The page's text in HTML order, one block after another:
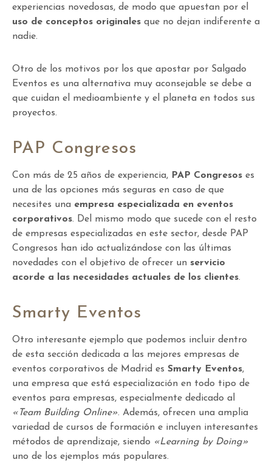
experiencias novedosas, de modo que apuestan por el
uso de conceptos originales que no dejan indiferente a
nadie.
Otro de los motivos por los que apostar por Salgado
Eventos es una alternativa muy aconsejable se debe a
que cuidan el medioambiente y el planeta en todos sus
proyectos.
PAP Congresos
Con más de 25 años de experiencia, PAP Congresos es
una de las opciones más seguras en caso de que
necesites una empresa especializada en eventos
corporativos. Del mismo modo que sucede con el resto
de empresas especializadas en este sector, desde PAP
Congresos han ido actualizándose con las últimas
novedades con el objetivo de ofrecer un servicio
acorde a las necesidades actuales de los clientes.
Smarty Eventos
Otro interesante ejemplo que podemos incluir dentro
de esta sección dedicada a las mejores empresas de
eventos corporativos de Madrid es Smarty Eventos,
una empresa que está especialización en todo tipo de
eventos para empresas, especialmente dedicado al
«Team Building Online». Además, ofrecen una amplia
variedad de cursos de formación e incluyen interesantes
métodos de aprendizaje, siendo «Learning by Doing»
uno de los ejemplos más populares.